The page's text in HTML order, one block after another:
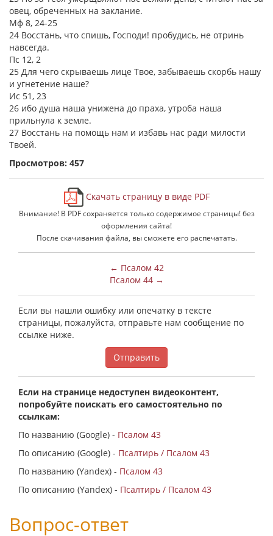
овец, обреченных на заклание.
Мф 8, 24-25
24 Восстань, что спишь, Господи! пробудись, не отринь
навсегда.
Пс 12, 2
25 Для чего скрываешь лице Твое, забываешь скорбь нашу
и угнетение наше?
Ис 51, 23
26 ибо душа наша унижена до праха, утроба наша
прильнула к земле.
27 Восстань на помощь нам и избавь нас ради милости
Твоей.
Просмотров: 457
Скачать страницу в виде PDF
Внимание! В PDF сохраняется только содержимое страницы! без
оформления сайта!
После скачивания файла, вы сможете его распечатать.
← Псалом 42
Псалом 44 →
Если вы нашли ошибку или опечатку в тексте
страницы, пожалуйста, отправьте нам сообщение по
ссылке ниже.
Отправить
Если на странице недоступен видеоконтент,
попробуйте поискать его самостоятельно по
ссылкам:
По названию (Google) - Псалом 43
По описанию (Google) - Псалтирь / Псалом 43
По названию (Yandex) - Псалом 43
По описанию (Yandex) - Псалтирь / Псалом 43
Вопрос-ответ